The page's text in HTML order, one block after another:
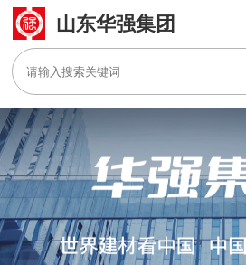
山东华强集团